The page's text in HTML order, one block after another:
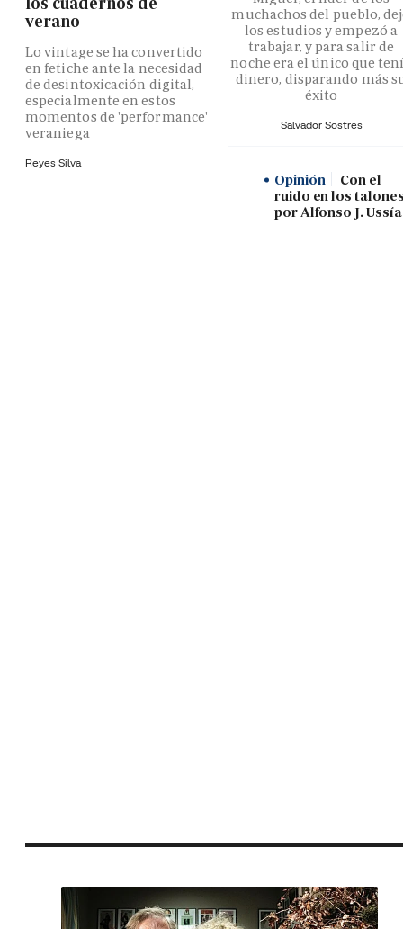
verano
Lo vintage se ha convertido
en fetiche ante la necesidad
de desintoxicación digital,
especialmente en estos
momentos de 'performance'
veraniega
Reyes Silva
muchachos del pueblo,
los estudios y empezó a
trabajar, y para salir de
noche era el único que
dinero, disparando más
éxito
Salvador Sostres
Opinión
Con el
ruido en los
por Alfonso J. Ussía